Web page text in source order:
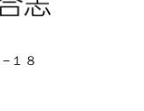
１８